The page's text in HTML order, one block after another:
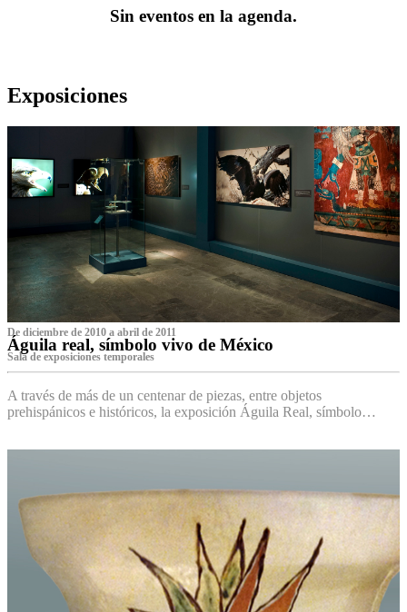
Sin eventos en la agenda.
Exposiciones
De diciembre de 2010 a abril de 2011
Águila real, símbolo vivo de México
Sala de exposiciones temporales
A través de más de un centenar de piezas, entre objetos
prehispánicos e históricos, la exposición Águila Real, símbolo…